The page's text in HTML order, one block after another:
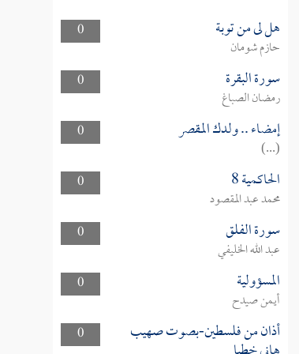
0 هل لى من توبة
حازم شومان
0
سورة البقرة
رمضان الصباغ
0
إمضاء .. ولدك المقصر
(...)
0
الحاكمية 8
محمد عبد المقصود
0
سورة الفلق
عبد الله الخليفي
0
المسؤولية
أيمن صيدح
0
أذان من فلسطين-بصوت صهيب